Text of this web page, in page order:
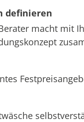
definieren
macht mit